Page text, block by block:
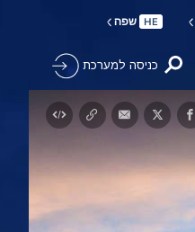
HE שפה
כניסה למערכת